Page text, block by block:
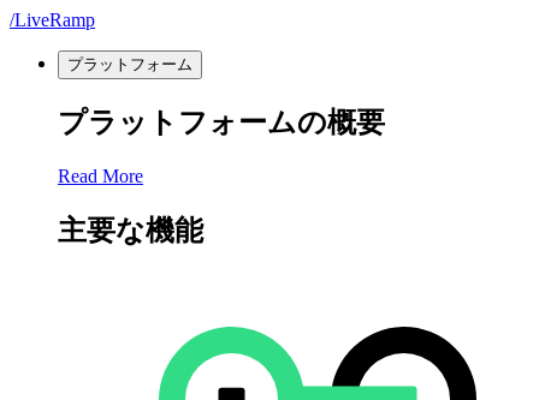
/LiveRamp
プラットフォーム
プラットフォームの概要
Read More
主要な機能